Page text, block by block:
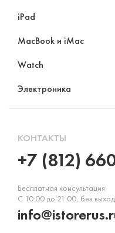
iPad
MacBook и iMac
Watch
Электроника
КОНТАКТЫ
+7 (812)
Бесплатная консультация
С 10:00 до 21:00, без